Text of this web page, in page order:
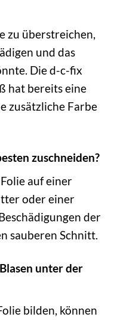
zu überstreichen,
und das
Die d-c-fix
hat bereits eine
zusätzliche Farbe
zuschneiden?
auf einer
oder einer
der
sauberen Schnitt.
unter der
bilden, können